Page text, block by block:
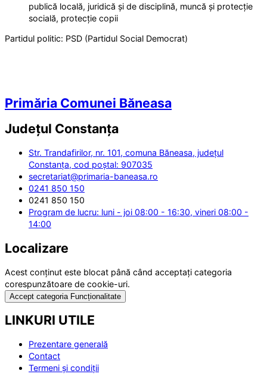
publică locală, juridică și de disciplină, muncă și protecție
socială, protecție copii
Partidul politic: PSD (Partidul Social Democrat)
Primăria Comunei Băneasa
Județul Constanța
Str. Trandafirilor, nr. 101, comuna Băneasa, județul
Constanța, cod poștal: 907035
secretariat@primaria-baneasa.ro
0241 850 150
0241 850 150
Program de lucru: luni - joi 08:00 - 16:30, vineri 08:00 -
14:00
Localizare
Acest conținut este blocat până când acceptați categoria
corespunzătoare de cookie-uri.
Accept categoria Funcționalitate
LINKURI UTILE
Prezentare generală
Contact
Termeni și condiții